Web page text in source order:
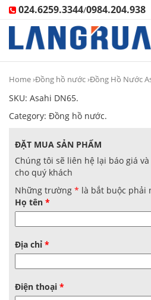
024.6259.3344/0984.204.938
Home›Đồng hồ nước›Đồng Hồ Nước
SKU: Asahi DN65.
Category: Đồng hồ nước.
ĐẶT MUA SẢN PHẨM
Chúng tôi sẽ liên hệ lại báo giá
cho quý khách
Những trường * là bắt buộc phải
Họ tên *
Địa chỉ *
Điện thoại *